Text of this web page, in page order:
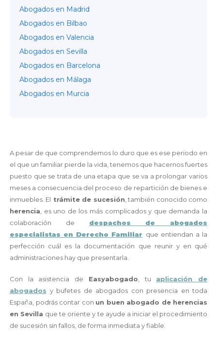
Abogados en Madrid
Abogados en Bilbao
Abogados en Valencia
Abogados en Sevilla
Abogados en Barcelona
Abogados en Málaga
Abogados en Murcia
A pesar de que comprendemos lo duro que es ese periodo en
el que un familiar pierde la vida, tenemos que hacernos fuertes
puesto que se trata de una etapa que se va a prolongar varios
meses a consecuencia del proceso de repartición de bienes e
inmuebles. El trámite de sucesión , también conocido como
herencia , es uno de los más complicados y que demanda la
colaboración de despachos de abogados
especialistas en Derecho Familiar que entiendan a la
perfección cuál es la documentación que reunir y en qué
administraciones hay que presentarla.
Con la asistencia de Easyabogado , tu aplicación de
abogados y bufetes de abogados con presencia en toda
España, podrás contar con un buen abogado de herencias
en Sevilla que te oriente y te ayude a iniciar el procedimiento
de sucesión sin fallos, de forma inmediata y fiable.